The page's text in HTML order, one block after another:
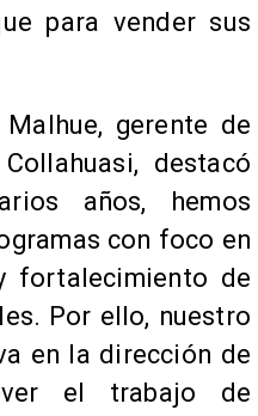
para vender sus
gerente de
destacó
años, hemos
con foco en
fortalecimiento de
Por ello, nuestro
en la dirección de
el trabajo de